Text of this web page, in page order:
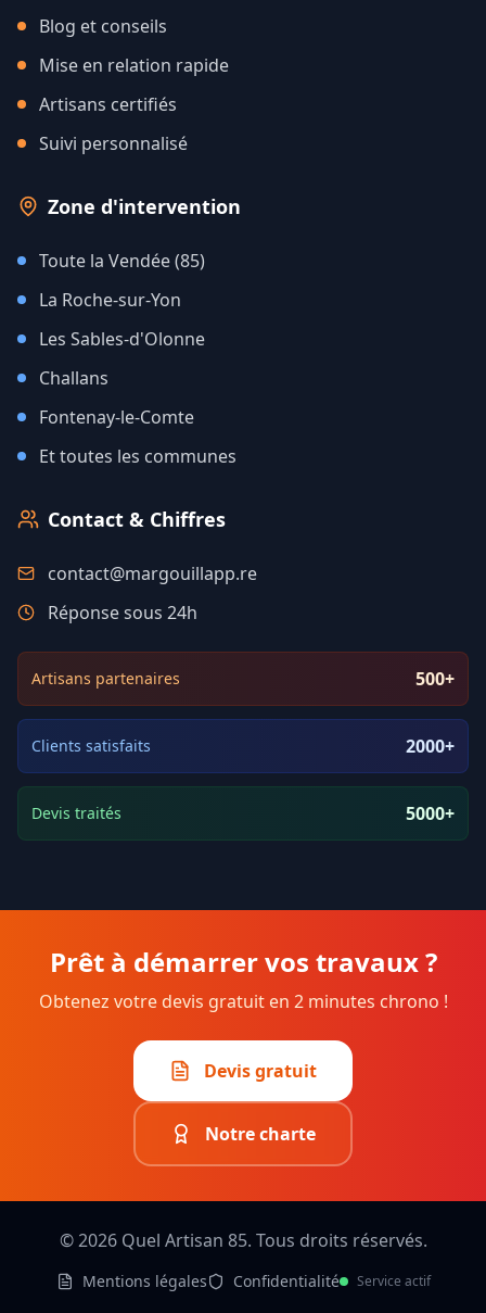
Blog et conseils
Mise en relation rapide
Artisans certifiés
Suivi personnalisé
Zone d'intervention
Toute la Vendée (85)
La Roche-sur-Yon
Les Sables-d'Olonne
Challans
Fontenay-le-Comte
Et toutes les communes
Contact & Chiffres
contact@margouillapp.re
Réponse sous 24h
Artisans partenaires 500+
Clients satisfaits 2000+
Devis traités 5000+
Prêt à démarrer vos travaux ?
Obtenez votre devis gratuit en 2 minutes chrono !
Devis gratuit
Notre charte
©2026Quel Artisan 85. Tous droits réservés.
Mentions légales Confidentialité Service actif